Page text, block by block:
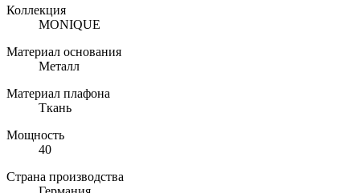
Коллекция
MONIQUE
Материал основания
Металл
Материал плафона
Ткань
Мощность
40
Страна производства